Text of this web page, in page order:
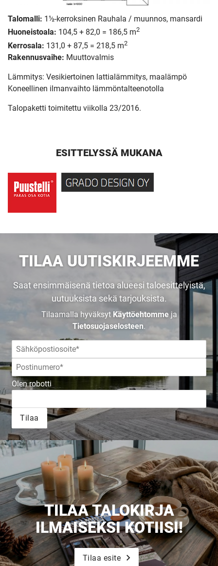
Talomalli: 1½-kerroksinen Rauhala / muunnos, mansardi
Huoneistoala: 104,5 + 82,0 = 186,5 m2
Kerrosala: 131,0 + 87,5 = 218,5 m2
Rakennusvaihe: Muuttovalmis
Lämmitys: Vesikiertoinen lattialämmitys, maalämpö
Koneellinen ilmanvaihto lämmöntalteenotolla
Talopaketti toimitettu viikolla 23/2016.
ESITTELYSSÄ MUKANA
TILAA UUTISKIRJEEMME
Saat ensimmäisenä tietoa alueesi taloesittelyistä,
uutuuksista sekä tarjouksista.
Tilaamalla hyväksyt Käyttöehtommeja
Tietosuojaselosteen.
Olen robotti
Tilaa
TILAA TALOKIRJA
ILMAISEKSI KOTIISI!
Tilaa esite
UUSI
UNELMISTA
KODIKSI-
TALOKIRJA ON
JULKAISTU
Upea yli 200-sivuinen talokirja!
Tilaa esite